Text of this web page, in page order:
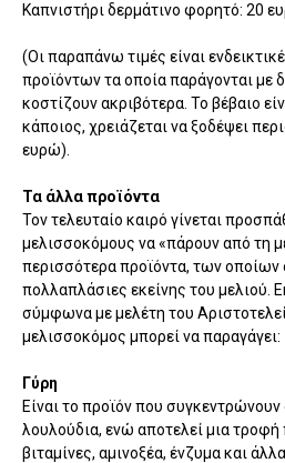
Καπνιστήρι δερμάτινο φορητό: 20
(Οι παραπάνω τιμές είναι
προϊόντων τα οποία παράγονται με
κοστίζουν ακριβότερα. Το βέβαιο
κάποιος, χρειάζεται να ξοδέψει
ευρώ).
Τα άλλα προϊόντα
Τον τελευταίο καιρό γίνεται
μελισσοκόμους να «πάρουν από τη
περισσότερα προϊόντα, των οποίων
πολλαπλάσιες εκείνης του μελιού.
σύμφωνα με μελέτη του
μελισσοκόμος μπορεί να παραγάγει:
Γύρη
Είναι το προϊόν που
λουλούδια, ενώ αποτελεί μια
βιταμίνες, αμινοξέα, ένζυμα και